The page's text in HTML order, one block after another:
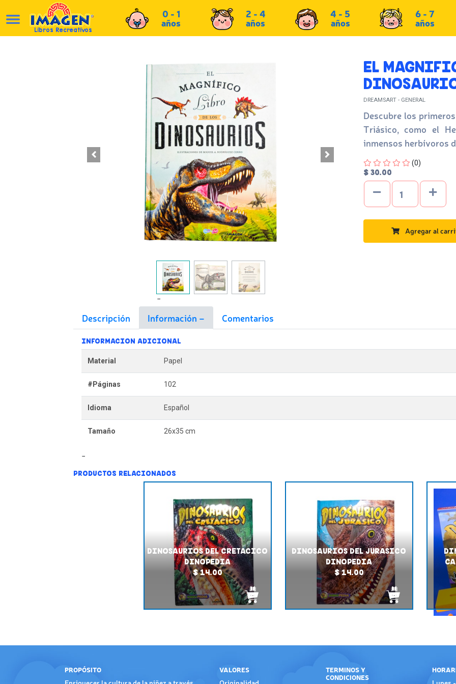
Libros Recreativos
0 - 1
años
2 - 4
años
4 - 5
años
6 - 7
años
EL
DREAMSART - GENERAL
Descubre los
Triásico, como el
inmensos herbívoros
Four out of Five Stars
(0)
$ 30.00
Agregar al
Descripción Información Comentarios
INFORMACION ADICIONAL
Material Papel
#Páginas 102
Idioma Español
Tamaño 26x35 cm
PRODUCTOS RELACIONADOS
DINOSAURIOS DEL CRETACICO
DINOPEDIA
$ 14.00
DINOSAURIOS DEL JURASICO
DINOPEDIA
$ 14.00
PROPÓSITO VALORES
TERMINOS Y
CONDICIONES